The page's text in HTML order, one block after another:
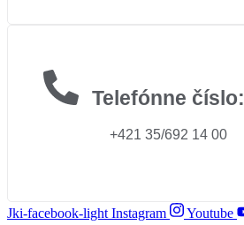
Telefónne číslo:
+421 35/692 14 00
Jki-facebook-light Instagram Youtube